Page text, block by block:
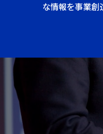
な情報を事業創